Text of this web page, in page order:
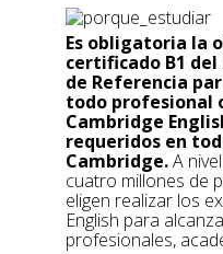
Es obligatoria la
certificado B1 del
de Referencia
todo profesional
Cambridge
requeridos en
Cambridge.A
cuatro millones de
eligen realizar los
English para
profesionales,